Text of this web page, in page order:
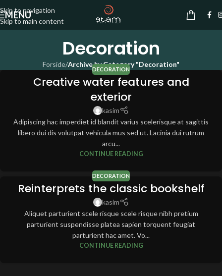
Skip to navigation
Skip to main content
MENU
Decoration
Forside/Archive by Category "Decoration"
DECORATION
Creative water features and
exterior
kasim
Adipiscing hac imperdiet id blandit varius scelerisque at sagittis
libero dui dis volutpat vehicula mus sed ut. Lacinia dui rutrum
arcu...
CONTINUE READING
DECORATION
Reinterprets the classic bookshelf
kasim
Aliquet parturient scele risque scele risque nibh pretium
parturient suspendisse platea sapien torquent feugiat
parturient hac amet. Vo...
CONTINUE READING